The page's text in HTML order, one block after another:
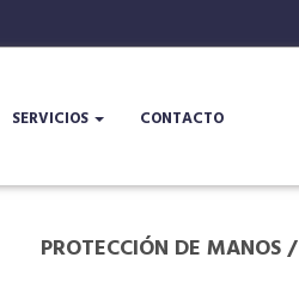
SERVICIOS CONTACTO
PROTECCIÓN DE MANOS/